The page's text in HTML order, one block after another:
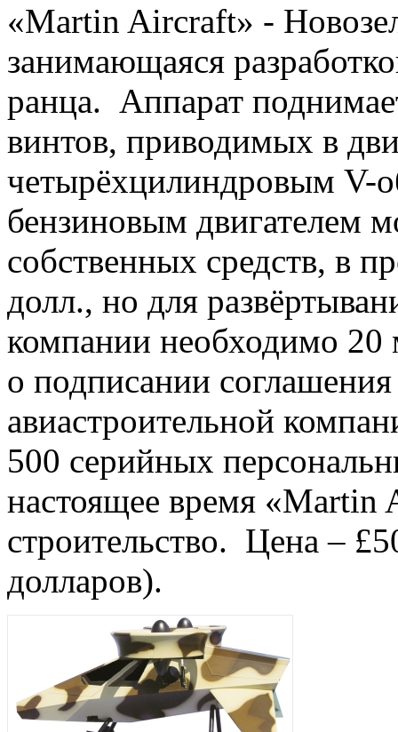
«Martin Aircraft» -
занимающаяся
ранца. Аппарат
винтов, приводимых в
четырёхцилиндровым V-
бензиновым двигателем
собственных средств, в
долл., но для
компании необходимо
о подписании
авиастроительной
500 серийных
настоящее время «Martin
строительство. Цена –
долларов).